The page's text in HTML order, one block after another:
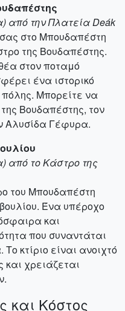
από την Πλατεία Deák
στο Μπουδαπέστη
της Βουδαπέστης.
στον ποταμό
ένα ιστορικό
πόλης. Μπορείτε να
Βουδαπέστης, τον
Αλυσίδα Γέφυρα.
από το Κάστρο της
του Μπουδαπέστη
Ένα υπέροχο
και
που συναντάται
κτίριο είναι ανοιχτό
και χρειάζεται
και Κόστος